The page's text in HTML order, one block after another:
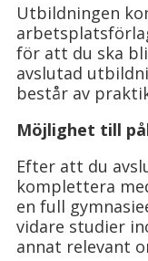
Utbildningen
för att du ska
avslutad
består av
Möjlighet till
Efter att du
komplettera
en full
vidare studier
annat relevant